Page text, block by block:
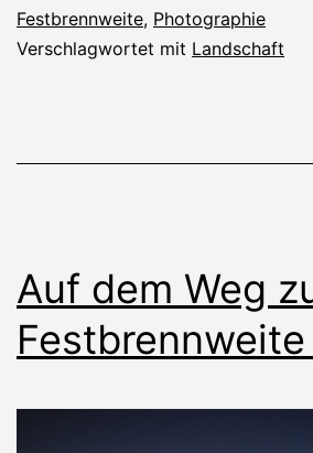
Festbrennweite, Photographie
Verschlagwortet mit Landschaft
Auf dem Weg